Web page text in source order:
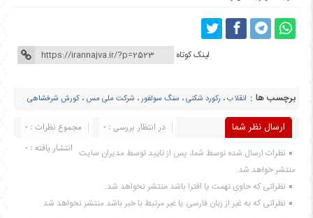
لینک کوتاه
برچسب ها : انقلاب، رکورد شکنی، سنگ سولفور، شرکت ملی مس ، کورش شرفشاهی
ارسال نظر شما مجموع نظرات : 0
در انتظار بررسی : 0
انتشار یافته : 0 نظرات ارسال شده توسط شما، پس از تایید توسط مدیران سایت
منتشر خواهد شد.
نظراتی که حاوی تهمت یا افترا باشد منتشر نخواهد شد.
نظراتی که به غیر از زبان فارسی یا غیر مرتبط با خبر باشد منتشر نخواهد شد.